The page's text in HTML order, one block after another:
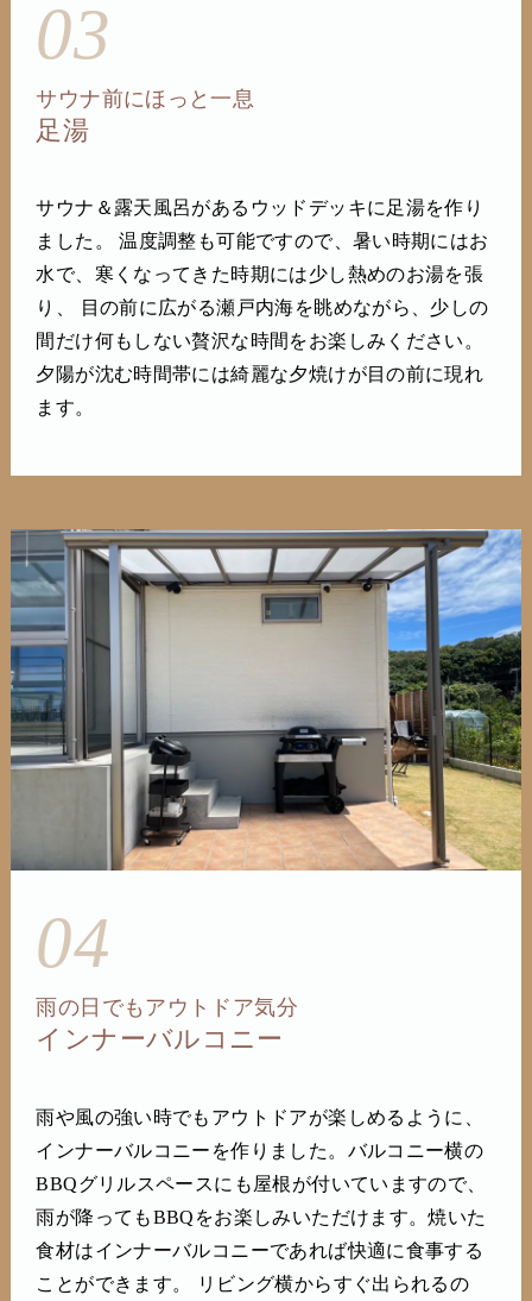
03
サウナ前にほっと一息
足湯
サウナ＆露天風呂があるウッドデッキに足湯を作り
ました。 温度調整も可能ですので、暑い時期にはお
水で、寒くなってきた時期には少し熱めのお湯を張
り、 目の前に広がる瀬戸内海を眺めながら、少しの
間だけ何もしない贅沢な時間をお楽しみください。
夕陽が沈む時間帯には綺麗な夕焼けが目の前に現れ
ます。
04
雨の日でもアウトドア気分
インナーバルコニー
雨や風の強い時でもアウトドアが楽しめるように、
インナーバルコニーを作りました。バルコニー横の
BBQグリルスペースにも屋根が付いていますので、
雨が降ってもBBQをお楽しみいただけます。焼いた
食材はインナーバルコニーであれば快適に食事する
ことができます。 リビング横からすぐ出られるの